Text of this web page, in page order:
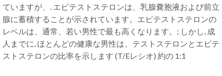
ていますが、. エピテストステロンは、乳腺嚢胞液および前立
腺に蓄積することが示されています。エピテストステロンの
レベルは、通常、若い男性で最も高くなります。; しかし, 成
人までに, ほとんどの健康な男性は、テストステロンとエピテ
ストステロンの比率を示します (T/Eレシオ) 約の 1:1